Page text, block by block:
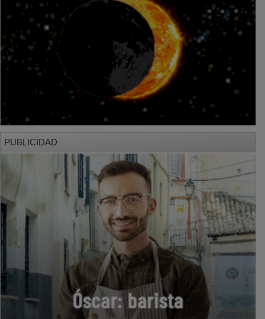
PUBLICIDAD